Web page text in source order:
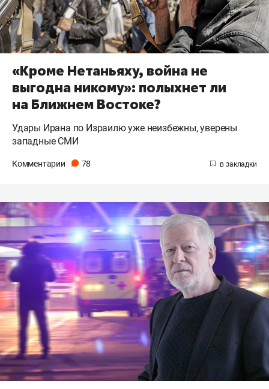
«Кроме Нетаньяху, война не
выгодна никому»: полыхнет ли
на Ближнем Востоке?
Удары Ирана по Израилю уже неизбежны, уверены
западные СМИ
Комментарии 78